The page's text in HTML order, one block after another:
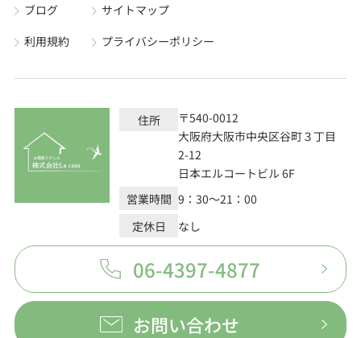
ブログ
利用規約
サイトマップ
プライバシーポリシー
住所
〒540-0012
大阪府大阪市中央区谷町３丁目
2-12
日本エルコートビル 6F
営業時間 9：30～21：00
定休日
なし
06-4397-4877
お問い合わせ